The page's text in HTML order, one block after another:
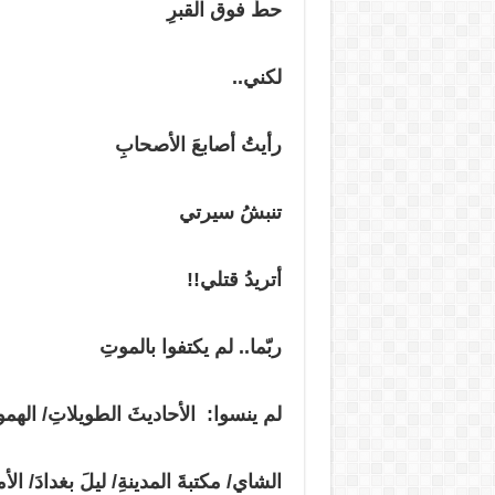
حطَّ فوق القبرِ
لكني..
رأيتُ أصابعَ الأصحابِ
تنبشُ سيرتي
أتريدُ قتلي!!
ربّما.. لم يكتفوا بالموتِ
لم ينسوا: الأحاديثَ
الشاي/ مكتبةَ المدينةِ/ ليلَ بغدادَ/